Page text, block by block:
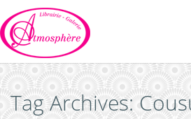
Tag Archives: